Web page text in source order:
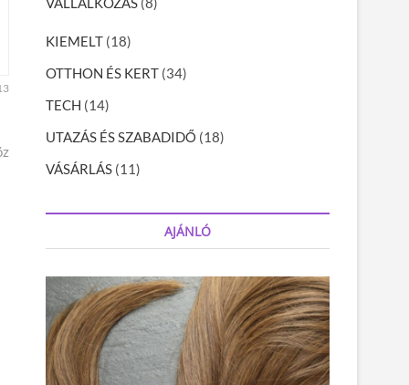
KIEMELT (18)
OTTHON ÉS KERT (34)
TECH (14)
UTAZÁS ÉS SZABADIDŐ (18)
VÁSÁRLÁS (11)
AJÁNLÓ